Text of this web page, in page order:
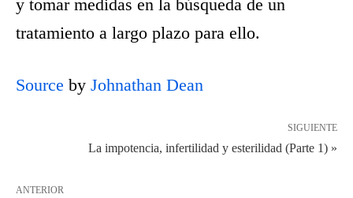
y tomar medidas en la búsqueda de un
tratamiento a largo plazo para ello.
Source by Johnathan Dean
SIGUIENTE
La impotencia, infertilidad y esterilidad (Parte 1) »
ANTERIOR